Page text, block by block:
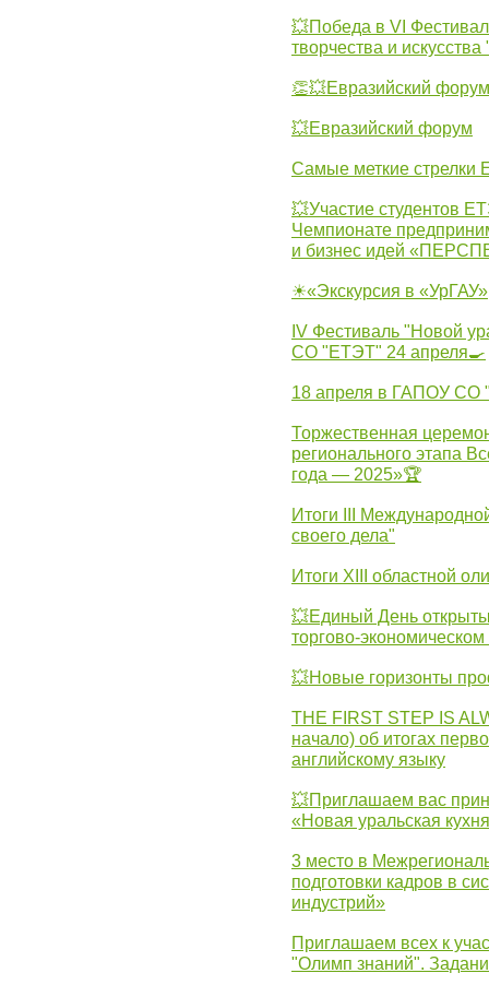
💥Победа в VI
творчества и
👏💥Евразийский форум
💥Евразийский форум
Самые меткие стрелки
💥Участие студентов
Чемпионате
и бизнес идей
☀«Экскурсия в «УрГАУ»
IV Фестиваль "Новой
СО "ЕТЭТ" 24 апреля🍳
18 апреля в ГАПОУ СО
Торжественная
регионального этапа
года — 2025»🏆
Итоги III
своего дела"
Итоги XIII областной
💥Единый День
торгово-
💥Новые горизонты
THE FIRST STEP IS
начало) об итогах
английскому языку
💥Приглашаем вас
«Новая уральская
3 место в
подготовки кадров в
индустрий»
Приглашаем всех к
"Олимп знаний".